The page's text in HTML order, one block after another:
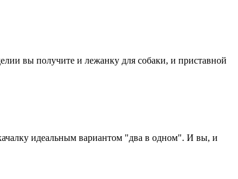
вы получите и лежанку для собаки, и приставной
идеальным вариантом "два в одном". И вы, и